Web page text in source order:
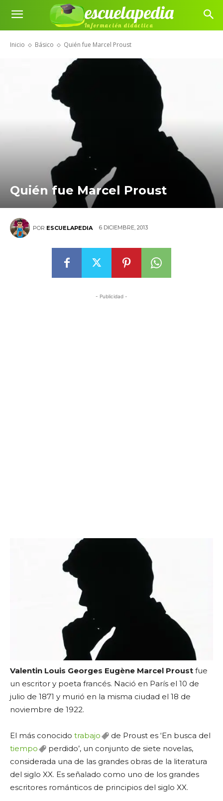
escuelapedia
Información didáctica
Inicio Básico Quién fue Marcel Proust
Quién fue Marcel Proust
POR ESCUELAPEDIA 6 DICIEMBRE, 2013
- Publicidad -
Valentin Louis Georges Eugène Marcel Proust fue
un escritor y poeta francés. Nació en París el 10 de
julio de 1871 y murió en la misma ciudad el 18 de
noviembre de 1922.
El más conocido trabajo
de Proust es ‘En busca del
tiempo
perdido’, un conjunto de siete novelas,
considerada una de las grandes obras de la literatura
del siglo XX. Es señalado como uno de los grandes
escritores románticos de principios del siglo XX.